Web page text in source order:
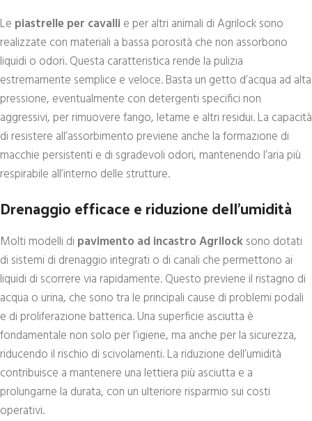
Le piastrelle per cavalli e per altri animali di Agrilock sono
realizzate con materiali a bassa porosità che non assorbono
liquidi o odori. Questa caratteristica rende la pulizia
estremamente semplice e veloce. Basta un getto d’acqua ad alta
pressione, eventualmente con detergenti specifici non
aggressivi, per rimuovere fango, letame e altri residui. La capacità
di resistere all’assorbimento previene anche la formazione di
macchie persistenti e di sgradevoli odori, mantenendo l’aria più
respirabile all’interno delle strutture.
Drenaggio efficace e riduzione dell’umidità
Molti modelli di pavimento ad incastro Agrilocksono dotati
di sistemi di drenaggio integrati o di canali che permettono ai
liquidi di scorrere via rapidamente. Questo previene il ristagno di
acqua o urina, che sono tra le principali cause di problemi podali
e di proliferazione batterica. Una superficie asciutta è
fondamentale non solo per l’igiene, ma anche per la sicurezza,
riducendo il rischio di scivolamenti. La riduzione dell’umidità
contribuisce a mantenere una lettiera più asciutta e a
prolungarne la durata, con un ulteriore risparmio sui costi
operativi.